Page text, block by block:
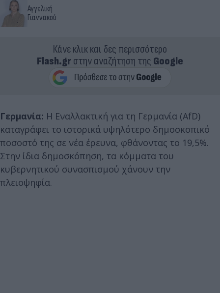
Αγγελική
Γιαννακού
Κάνε κλικ και δες περισσότερο
Flash.grστην αναζήτηση της Google
Γερμανία: Η Εναλλακτική για τη Γερμανία (ΑfD)
καταγράφει το ιστορικά υψηλότερο δημοσκοπικό
ποσοστό της σε νέα έρευνα, φθάνοντας το 19,5%.
Στην ίδια δημοσκόπηση, τα κόμματα του
κυβερνητικού συνασπισμού χάνουν την
πλειοψηφία.